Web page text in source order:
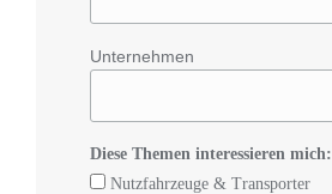
Unternehmen
Diese Themen interessieren mich:
Nutzfahrzeuge & Transporter